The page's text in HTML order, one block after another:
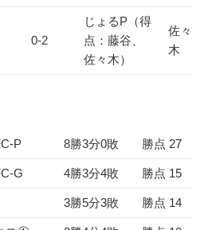
0-2
じょるP（得
点：藤谷、
佐々木）
佐々
木
P 8勝3分0敗 勝点 27
G 4勝3分4敗 勝点 15
3勝5分3敗 勝点 14